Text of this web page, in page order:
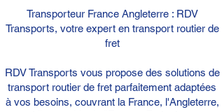
Transporteur France Angleterre : RDV
Transports, votre expert en transport routier de
fret
RDV Transports vous propose des solutions de
transport routier de fret parfaitement adaptées
à vos besoins, couvrant la France, l'Angleterre,